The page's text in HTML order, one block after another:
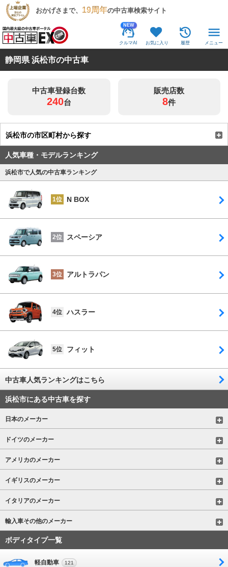
おかげさまで、 19周年の中古車検索サイト
NEW
クルマAI お気に入り 履歴 メニュー
静岡県 浜松市の中古車
中古車登録台数
240台
販売店数
8件
浜松市の市区町村から探す
人気車種・モデルランキング
浜松市で人気の中古車ランキング
1位 N BOX
2位 スペーシア
3位 アルトラパン
4位 ハスラー
5位 フィット
中古車人気ランキングはこちら
浜松市にある中古車を探す
日本のメーカー
ドイツのメーカー
アメリカのメーカー
イギリスのメーカー
イタリアのメーカー
輸入車その他のメーカー
ボディタイプ一覧
軽自動車 121